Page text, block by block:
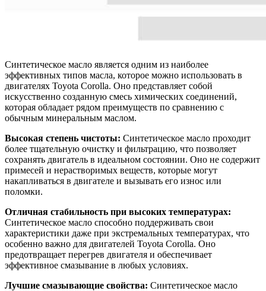
Синтетическое масло является одним из наиболее
эффективных типов масла, которое можно использовать в
двигателях Toyota Corolla. Оно представляет собой
искусственно созданную смесь химических соединений,
которая обладает рядом преимуществ по сравнению с
обычным минеральным маслом.
Высокая степень чистоты: Синтетическое масло проходит
более тщательную очистку и фильтрацию, что позволяет
сохранять двигатель в идеальном состоянии. Оно не содержит
примесей и нерастворимых веществ, которые могут
накапливаться в двигателе и вызывать его износ или
поломки.
Отличная стабильность при высоких температурах:
Синтетическое масло способно поддерживать свои
характеристики даже при экстремальных температурах, что
особенно важно для двигателей Toyota Corolla. Оно
предотвращает перегрев двигателя и обеспечивает
эффективное смазывание в любых условиях.
Лучшие смазывающие свойства: Синтетическое масло